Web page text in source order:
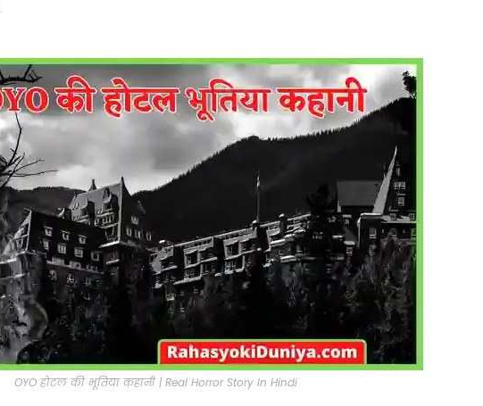
OYO होटल की भूतिया कहानी | Real Horror Story In Hindi